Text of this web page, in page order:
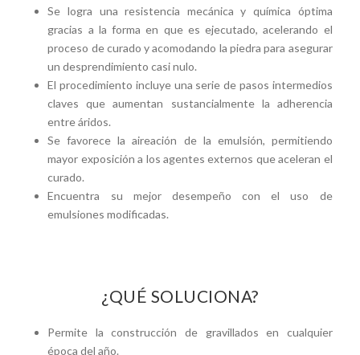
Se logra una resistencia mecánica y química óptima
gracias a la forma en que es ejecutado, acelerando el
proceso de curado y acomodando la piedra para asegurar
un desprendimiento casi nulo.
El procedimiento incluye una serie de pasos intermedios
claves que aumentan sustancialmente la adherencia
entre áridos.
Se favorece la aireación de la emulsión, permitiendo
mayor exposición a los agentes externos que aceleran el
curado.
Encuentra su mejor desempeño con el uso de
emulsiones modificadas.
¿QUÉ SOLUCIONA?
Permite la construcción de gravillados en cualquier
época del año.